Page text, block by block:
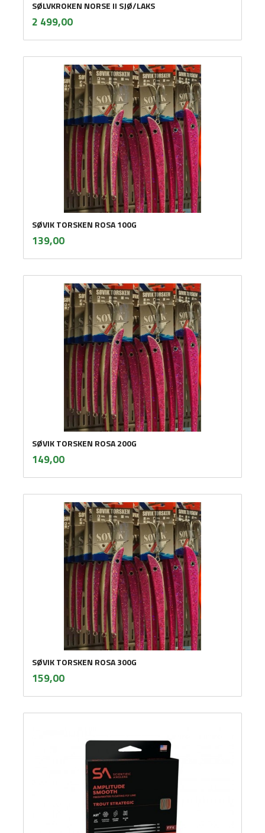
SØLVKROKEN NORSE II SJØ/LAKS
Pris
2 499,00mva.
SØVIK TORSKEN ROSA 100G
Pris
139,00mva.
SØVIK TORSKEN ROSA 200G
Pris
149,00mva.
SØVIK TORSKEN ROSA 300G
Pris
159,00mva.